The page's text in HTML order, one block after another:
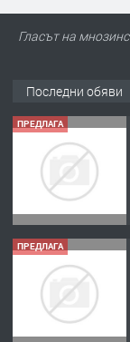
Гласът на
Последни обяви
ПРЕДЛАГА
ПРЕДЛАГА